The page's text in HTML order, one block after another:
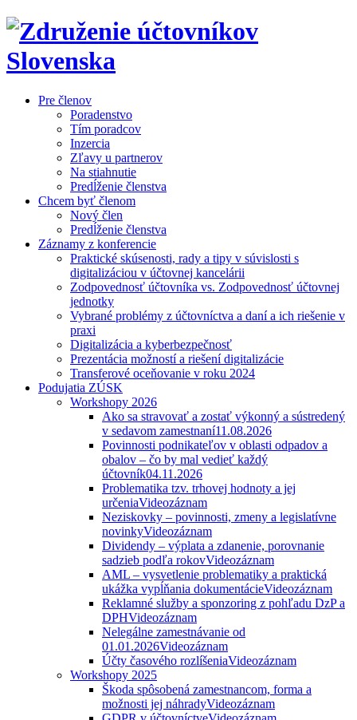
Pre členov
Poradenstvo
Tím poradcov
Inzercia
Zľavy u partnerov
Na stiahnutie
Predĺženie členstva
Chcem byť členom
Nový člen
Predĺženie členstva
Záznamy z konferencie
Praktické skúsenosti, rady a tipy v súvislosti s
digitalizáciou v účtovnej kancelárii
Zodpovednosť účtovníka vs. Zodpovednosť účtovnej
jednotky
Vybrané problémy z účtovníctva a daní a ich riešenie v
praxi
Digitalizácia a kyberbezpečnosť
Prezentácia možností a riešení digitalizácie
Transferové oceňovanie v roku 2024
Podujatia ZÚSK
Workshopy 2026
Ako sa stravovať a zostať výkonný a sústredený
v sedavom zamestnaní11.08.2026
Povinnosti podnikateľov v oblasti odpadov a
obalov – čo by mal vedieť každý
účtovník04.11.2026
Problematika tzv. trhovej hodnoty a jej
určeniaVideozáznam
Neziskovky – povinnosti, zmeny a legislatívne
novinkyVideozáznam
Dividendy – výplata a zdanenie, porovnanie
sadzieb podľa rokovVideozáznam
AML – vysvetlenie problematiky a praktická
ukážka vypĺňania dokumentácieVideozáznam
Reklamné služby a sponzoring z pohľadu DzP a
DPHVideozáznam
Nelegálne zamestnávanie od
01.01.2026Videozáznam
Účty časového rozlíšeniaVideozáznam
Workshopy 2025
Škoda spôsobená zamestnancom, forma a
možnosti jej náhradyVideozáznam